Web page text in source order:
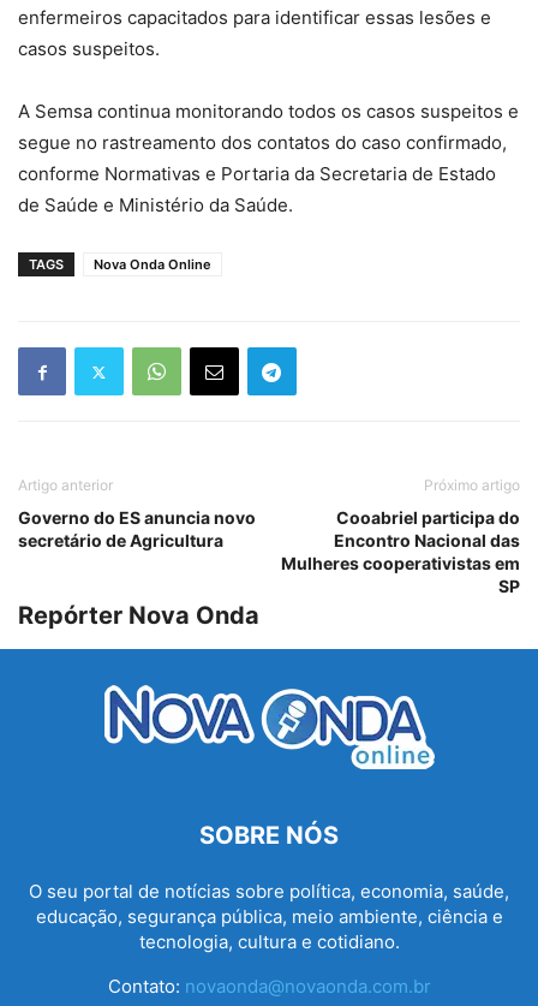
enfermeiros capacitados para identificar essas lesões e
casos suspeitos.
A Semsa continua monitorando todos os casos suspeitos e
segue no rastreamento dos contatos do caso confirmado,
conforme Normativas e Portaria da Secretaria de Estado
de Saúde e Ministério da Saúde.
TAGS Nova Onda Online
Artigo anterior
Governo do ES anuncia novo
secretário de Agricultura
Próximo artigo
Cooabriel participa do
Encontro Nacional das
Mulheres cooperativistas em
SP
Repórter Nova Onda
SOBRE NÓS
O seu portal de notícias sobre política, economia, saúde,
educação, segurança pública, meio ambiente, ciência e
tecnologia, cultura e cotidiano.
Contato: novaonda@novaonda.com.br